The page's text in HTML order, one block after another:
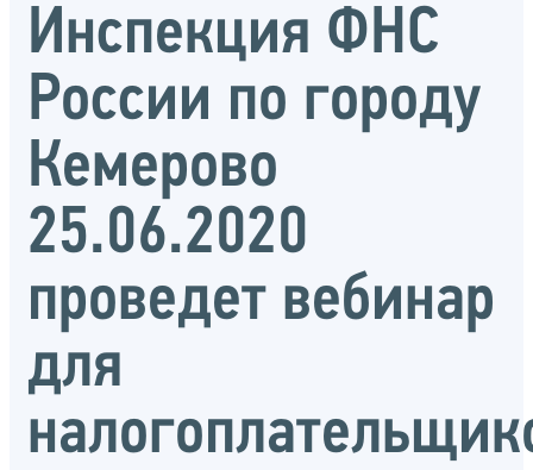
Инспекция ФНС
России по городу
Кемерово
25.06.2020
проведет вебинар
для